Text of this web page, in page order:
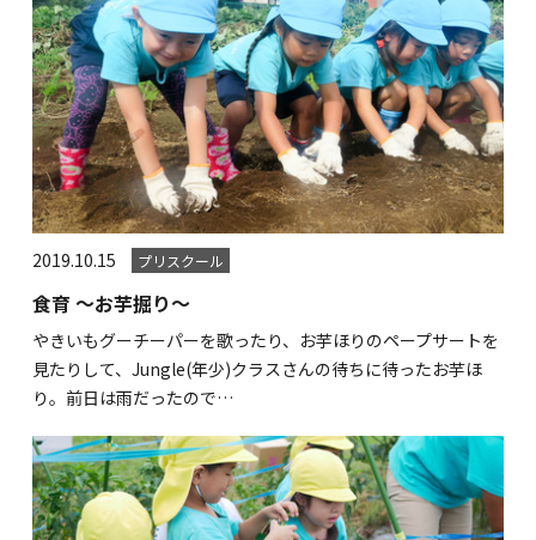
2019.10.15 プリスクール
食育 ～お芋掘り～
やきいもグーチーパーを歌ったり、お芋ほりのペープサートを
見たりして、Jungle(年少)クラスさんの待ちに待ったお芋ほ
り。前日は雨だったので…